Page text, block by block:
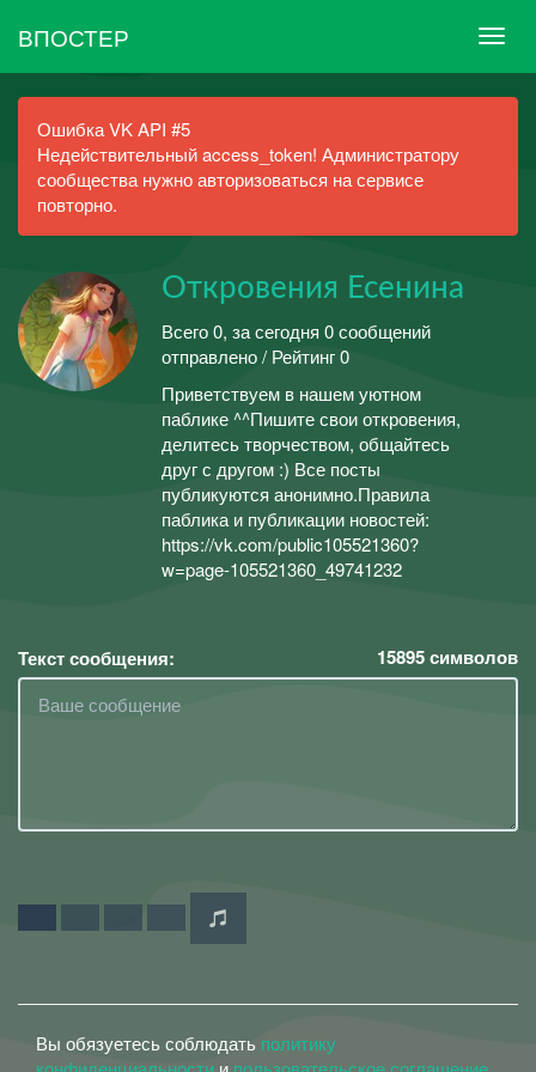
ВПОСТЕР
Ошибка VK API #5
Недействительный access_token! Администратору
сообщества нужно авторизоваться на сервисе
повторно.
Откровения Есенина
Всего 0, за сегодня 0 сообщений
отправлено / Рейтинг 0
Приветствуем в нашем уютном
паблике ^^Пишите свои откровения,
делитесь творчеством, общайтесь
друг с другом :) Все посты
публикуются анонимно.Правила
паблика и публикации новостей:
https://vk.com/public105521360?
w=page-105521360_49741232
Текст сообщения: 15895символов
Вы обязуетесь соблюдать политику